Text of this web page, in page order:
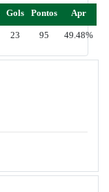
Gols Pontos Apr
23 95 49.48%